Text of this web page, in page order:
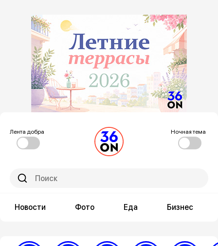
Лента добра Ночная тема
Новости Фото Еда Бизнес